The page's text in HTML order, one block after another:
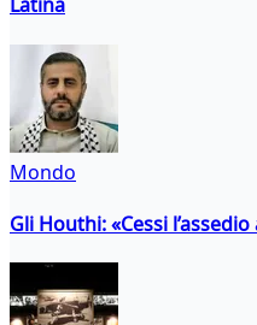
Latina
Mondo
Gli Houthi: «Cessi